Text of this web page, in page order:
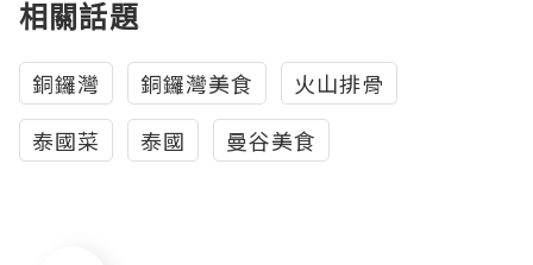
相關話題
銅鑼灣 銅鑼灣美食
火山排骨
泰國菜
泰國 曼谷美食